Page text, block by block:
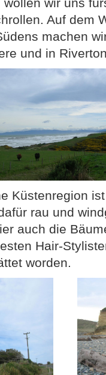
Auf dem
machen
und in
Küstenregion
rau und
auch die
Hair-
worden.